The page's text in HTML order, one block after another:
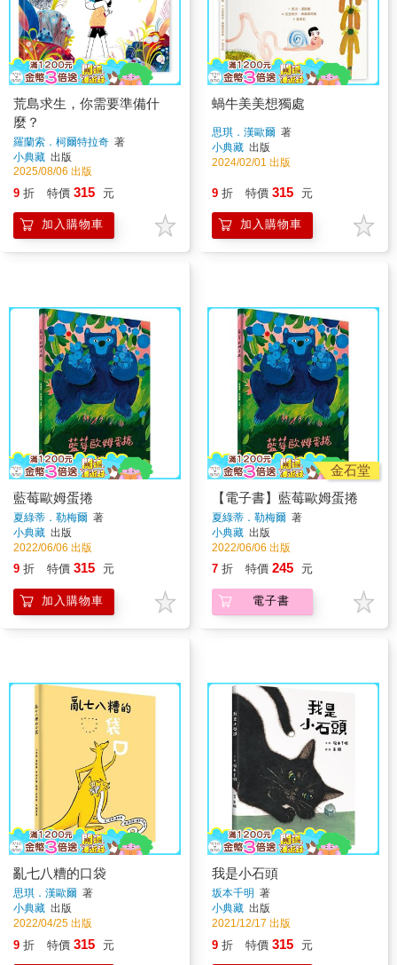
荒島求生，你需要準備什
麼？
羅蘭索．柯爾特拉奇 著
小典藏 出版
2025/08/06 出版
9 折 特價 315 元
加入購物車
蝸牛美美想獨處
思琪．漢歐爾 著
小典藏 出版
2024/02/01 出版
9 折 特價 315 元
加入購物車
藍莓歐姆蛋捲
夏綠蒂．勒梅爾 著
小典藏 出版
2022/06/06 出版
9 折 特價 315 元
加入購物車
金石堂
【電子書】藍莓歐姆蛋捲
夏綠蒂．勒梅爾 著
小典藏 出版
2022/06/06 出版
7 折 特價 245 元
電子書
亂七八糟的口袋
思琪．漢歐爾 著
小典藏 出版
2022/04/25 出版
9 折 特價 315 元
我是小石頭
坂本千明 著
小典藏 出版
2021/12/17 出版
9 折 特價 315 元